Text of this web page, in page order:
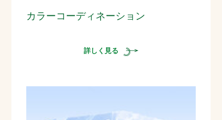
カラーコーディネーション
詳しく見る